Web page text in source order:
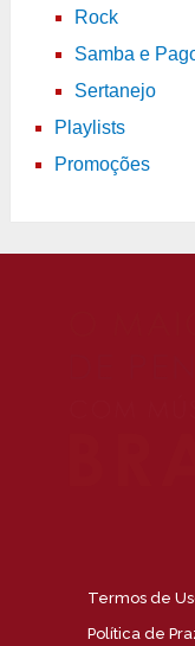
Rock
Samba e
Sertanejo
Playlists
Promoções
Termos de
Política de